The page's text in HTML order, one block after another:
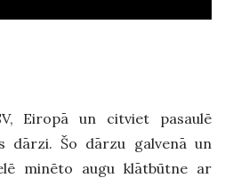
Eiropā un citviet pasaulē
dārzi. Šo dārzu galvenā un
minēto augu klātbūtne ar